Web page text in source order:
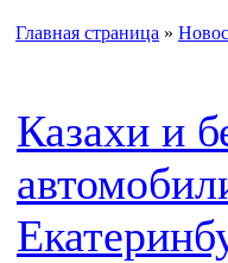
Главная страница »
Казахи и